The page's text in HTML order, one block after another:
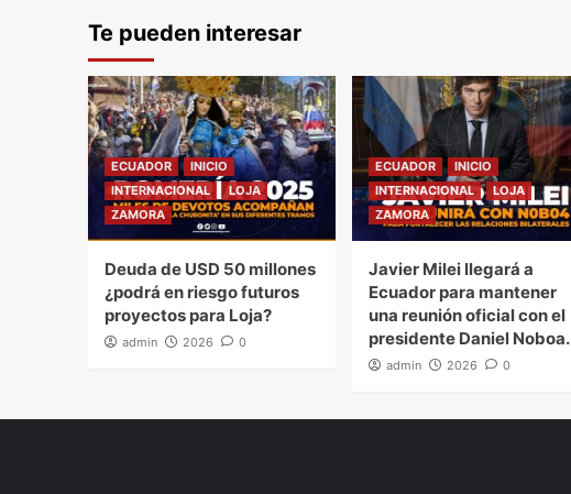
Te pueden interesar
ECUADOR
INICIO
INTERNACIONAL
LOJA
ZAMORA
Deuda de USD 50 millones
¿podrá en riesgo futuros
proyectos para Loja?
admin 2026 0
ECUADOR
INICIO
INTERNACIONAL
LOJA
ZAMORA
Javier Milei llegará a
Ecuador para mantener
una reunión oficial con el
presidente Daniel Noboa.
admin 2026 0